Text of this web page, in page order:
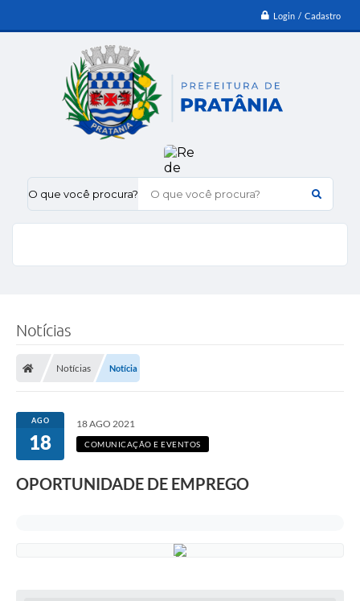
Login / Cadastro
O que você procura?
Notícias
Notícias Notícia
AGO
18
18 AGO 2021
COMUNICAÇÃO E EVENTOS
OPORTUNIDADE DE EMPREGO